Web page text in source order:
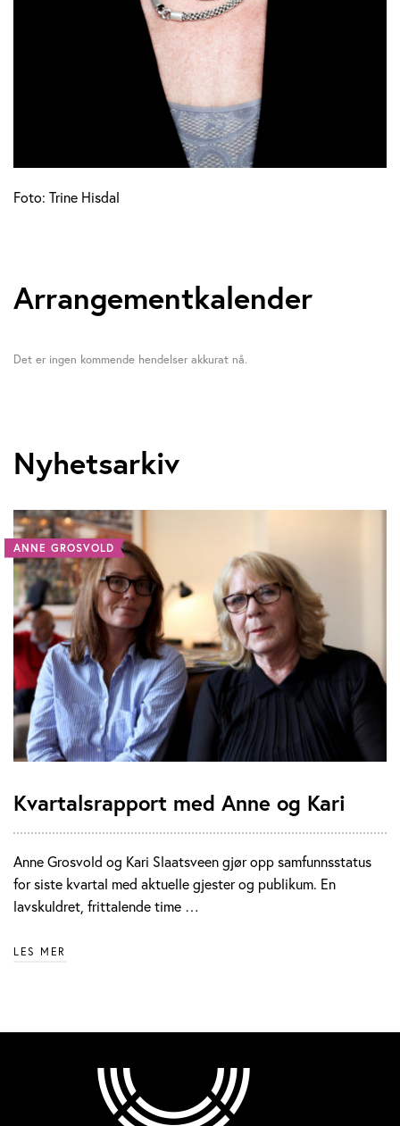
Foto: Trine Hisdal
Arrangementkalender
Det er ingen kommende hendelser akkurat nå.
Nyhetsarkiv
ANNE GROSVOLD
Kvartalsrapport med Anne og Kari
Anne Grosvold og Kari Slaatsveen gjør opp samfunnsstatus
for siste kvartal med aktuelle gjester og publikum. En
lavskuldret, frittalende time …
LES MER